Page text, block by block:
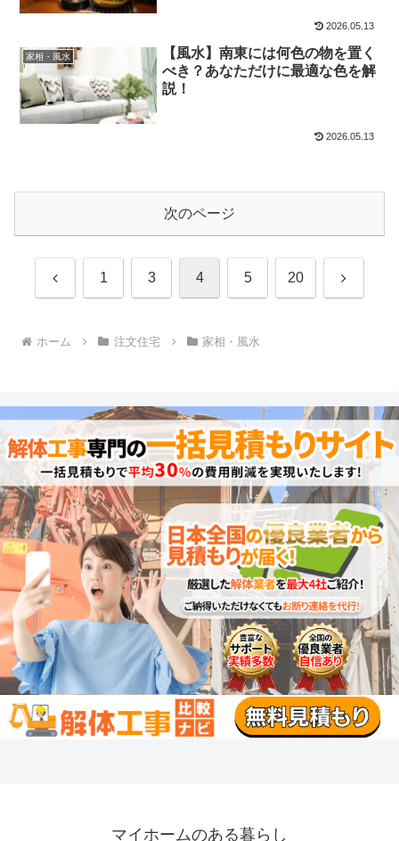
2026.05.13
家相・風水
【風水】南東には何色の物を置く
べき？あなただけに最適な色を解
説！
2026.05.13
次のページ
前 1 3 4 5 20 次
ホーム 注文住宅 家相・風水
マイホームのある暮らし